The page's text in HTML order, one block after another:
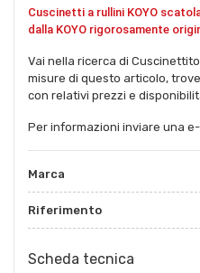
Cuscinetti a rullini KOYO
dalla KOYO rigorosamente
Vai nella ricerca di
misure di questo articolo,
con relativi prezzi e
Per informazioni inviare una
Marca
Riferimento
Scheda tecnica